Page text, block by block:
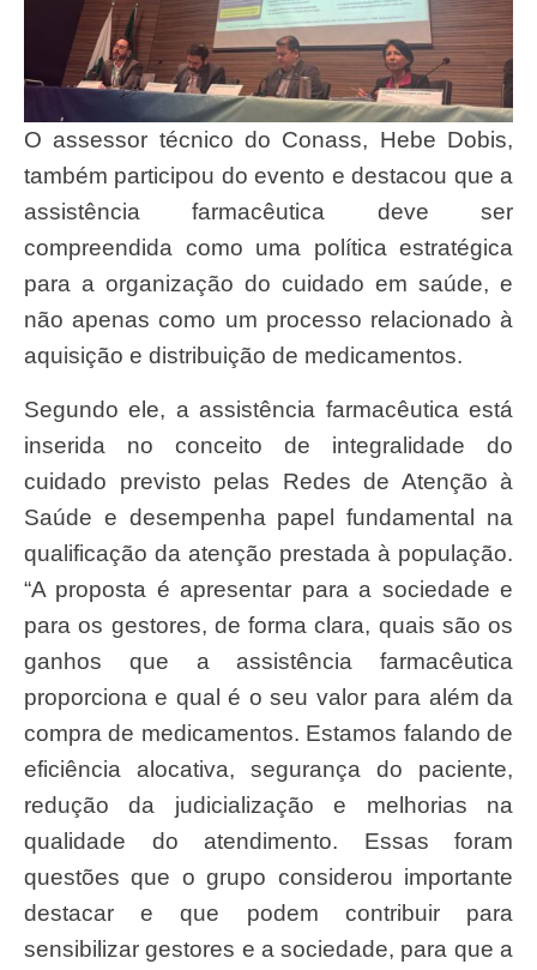
O assessor técnico do Conass, Hebe Dobis,
também participou do evento e destacou que a
assistência farmacêutica deve ser
compreendida como uma política estratégica
para a organização do cuidado em saúde, e
não apenas como um processo relacionado à
aquisição e distribuição de medicamentos.
Segundo ele, a assistência farmacêutica está
inserida no conceito de integralidade do
cuidado previsto pelas Redes de Atenção à
Saúde e desempenha papel fundamental na
qualificação da atenção prestada à população.
“A proposta é apresentar para a sociedade e
para os gestores, de forma clara, quais são os
ganhos que a assistência farmacêutica
proporciona e qual é o seu valor para além da
compra de medicamentos. Estamos falando de
eficiência alocativa, segurança do paciente,
redução da judicialização e melhorias na
qualidade do atendimento. Essas foram
questões que o grupo considerou importante
destacar e que podem contribuir para
sensibilizar gestores e a sociedade, para que a